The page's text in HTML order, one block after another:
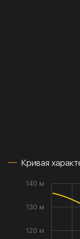
Кривая
120 м
130 м
140 м